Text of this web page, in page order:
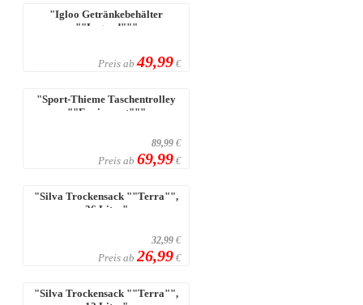
"Igloo Getränkebehälter
""Legend"""
Preis ab 49,99 €
"Sport-Thieme Taschentrolley
""Equipment"""
89,99 €
Preis ab 69,99 €
"Silva Trockensack ""Terra"",
36 Liter"
32,99 €
Preis ab 26,99 €
"Silva Trockensack ""Terra"",